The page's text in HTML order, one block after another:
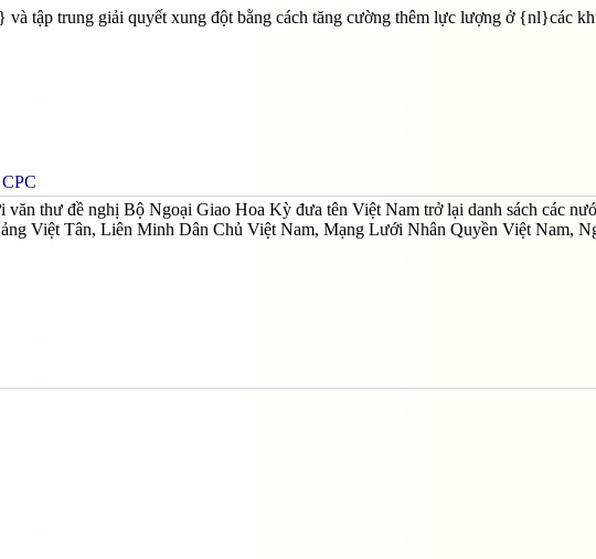
tập trung giải quyết xung đột bằng cách tăng cường thêm lực lượng ở {nl}các
thư đề nghị Bộ Ngoại Giao Hoa Kỳ đưa tên Việt Nam trở lại danh sách các
Việt Tân, Liên Minh Dân Chủ Việt Nam, Mạng Lưới Nhân Quyền Việt Nam,